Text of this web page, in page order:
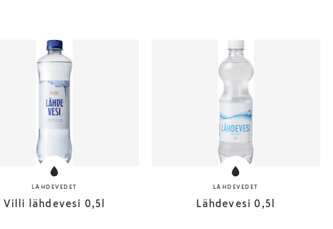
LÄHDEVEDET
Villi lähdevesi 0,5l
LÄHDEVEDET
Lähdevesi 0,5l